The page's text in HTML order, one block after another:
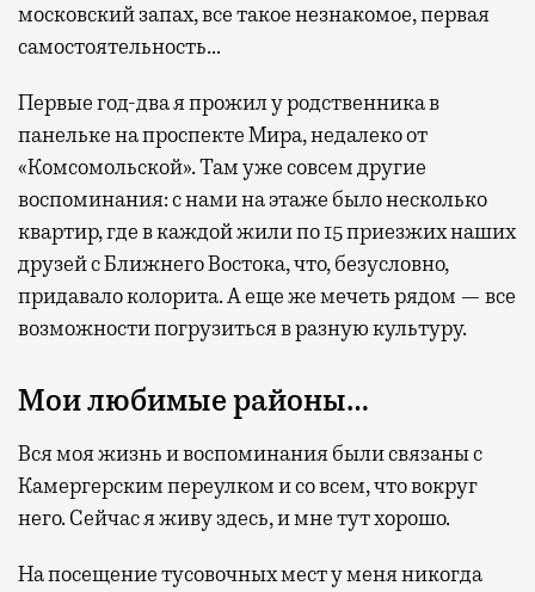
московский запах, все такое незнакомое, первая
самостоятельность…
Первые год-два я прожил у родственника в
панельке на проспекте Мира, недалеко от
«Комсомольской». Там уже совсем другие
воспоминания: с нами на этаже было несколько
квартир, где в каждой жили по 15 приезжих наших
друзей с Ближнего Востока, что, безусловно,
придавало колорита. А еще же мечеть рядом — все
возможности погрузиться в разную культуру.
Мои любимые районы…
Вся моя жизнь и воспоминания были связаны с
Камергерским переулком и со всем, что вокруг
него. Сейчас я живу здесь, и мне тут хорошо.
На посещение тусовочных мест у меня никогда